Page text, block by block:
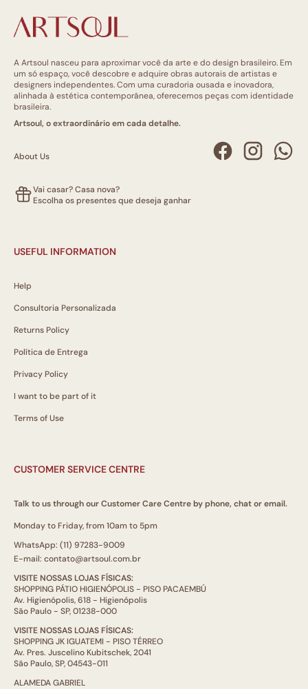
A Artsoul nasceu para aproximar você da arte e do design brasileiro. Em
um só espaço, você descobre e adquire obras autorais de artistas e
designers independentes. Com uma curadoria ousada e inovadora,
alinhada à estética contemporânea, oferecemos peças com identidade
brasileira.
Artsoul, o extraordinário em cada detalhe.
About Us
Vai casar? Casa nova?
Escolha os presentes que deseja ganhar
USEFUL INFORMATION
Help
Consultoria Personalizada
Returns Policy
Política de Entrega
Privacy Policy
I want to be part of it
Terms of Use
CUSTOMER SERVICE CENTRE
Talk to us through our Customer Care Centre by phone, chat or email.
Monday to Friday, from 10am to 5pm
WhatsApp: (11) 97283-9009
E-mail: contato@artsoul.com.br
VISITE NOSSAS LOJAS FÍSICAS:
SHOPPING PÁTIO HIGIENÓPOLIS - PISO PACAEMBÚ
Av. Higienópolis, 618 - Higienópolis
São Paulo - SP, 01238-000
VISITE NOSSAS LOJAS FÍSICAS:
SHOPPING JK IGUATEMI - PISO TÉRREO
Av. Pres. Juscelino Kubitschek, 2041
São Paulo, SP, 04543-011
ALAMEDA GABRIEL